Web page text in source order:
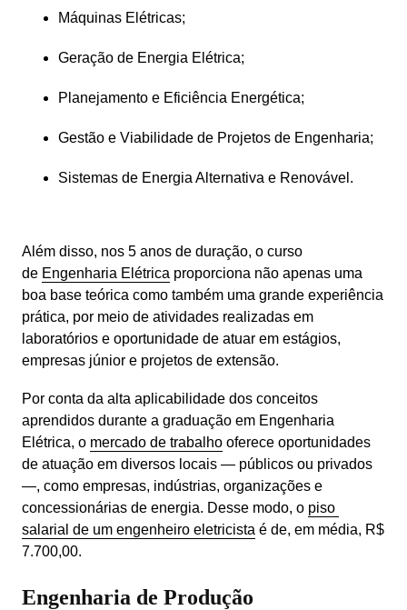
Máquinas Elétricas;
Geração de Energia Elétrica;
Planejamento e Eficiência Energética;
Gestão e Viabilidade de Projetos de Engenharia;
Sistemas de Energia Alternativa e Renovável.
Além disso, nos 5 anos de duração, o curso
de Engenharia Elétrica proporciona não apenas uma
boa base teórica como também uma grande experiência
prática, por meio de atividades realizadas em
laboratórios e oportunidade de atuar em estágios,
empresas júnior e projetos de extensão.
Por conta da alta aplicabilidade dos conceitos
aprendidos durante a graduação em Engenharia
Elétrica, o mercado de trabalho oferece oportunidades
de atuação em diversos locais — públicos ou privados
—, como empresas, indústrias, organizações e
concessionárias de energia. Desse modo, o piso
salarial de um engenheiro eletricista é de, em média, R$
7.700,00.
Engenharia de Produção